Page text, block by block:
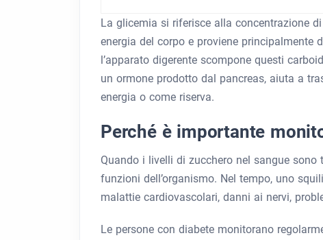
La glicemia si riferisce alla concentrazione
energia del corpo e proviene principalmente
l’apparato digerente scompone questi
un ormone prodotto dal pancreas, aiuta a
energia o come riserva.
Perché è importante
Quando i livelli di zucchero nel sangue
funzioni dell’organismo. Nel tempo, uno
malattie cardiovascolari, danni ai nervi,
Le persone con diabete monitorano